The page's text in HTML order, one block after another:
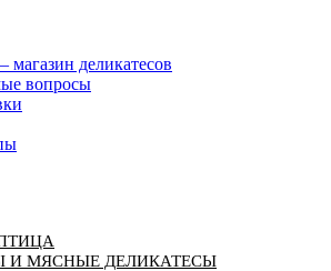
деликатесов
вопросы
И МЯСНЫЕ ДЕЛИКАТЕСЫ